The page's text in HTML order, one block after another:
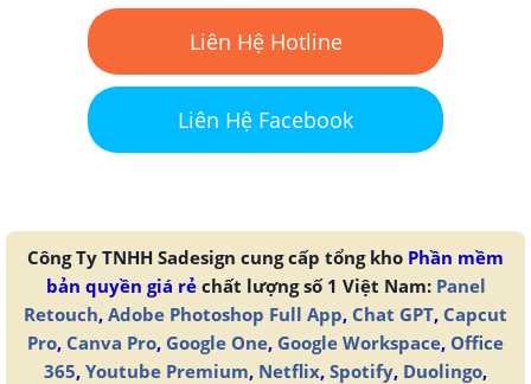
Liên Hệ Hotline
Liên Hệ Facebook
Công Ty TNHH Sadesign cung cấp tổng kho Phần mềm
bản quyền giá rẻchất lượng số 1 Việt Nam: Panel
Retouch, Adobe Photoshop Full App, Chat GPT, Capcut
Pro, Canva Pro, Google One, Google Workspace, Office
365, Youtube Premium, Netflix, Spotify, Duolingo,